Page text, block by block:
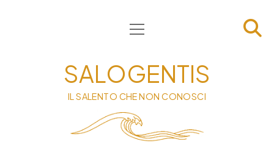
HOME
INFORMATIVA
CONTATTI
PRIVACY & COOKIE POLICY
apri
menu
SALOGENTIS
IL SALENTO CHE NON CONOSCI